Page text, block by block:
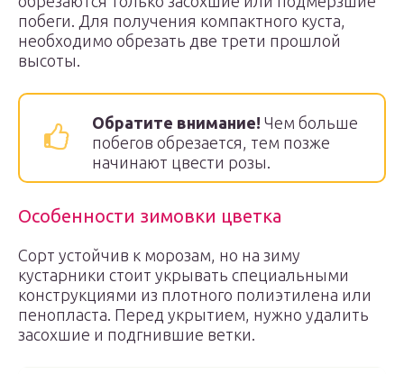
побеги. Для получения компактного куста,
необходимо обрезать две трети прошлой
высоты.
Обратите внимание! Чем больше
побегов обрезается, тем позже
начинают цвести розы.
Особенности зимовки цветка
Сорт устойчив к морозам, но на зиму
кустарники стоит укрывать специальными
конструкциями из плотного полиэтилена или
пенопласта. Перед укрытием, нужно удалить
засохшие и подгнившие ветки.